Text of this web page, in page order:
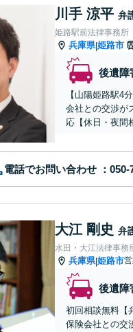
川手 涼平 弁
姫路駅前法律事務所
兵庫県|姫路市
後遺障
【山陽姫路駅4
会社との交渉が
応【休日・夜間
電話でお問い合わせ
大江 剛史 弁
水田・大江法律事務
兵庫県|姫路市
後遺障
初回相談無料【
保険会社との交